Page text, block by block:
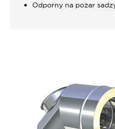
Odporny na pożar